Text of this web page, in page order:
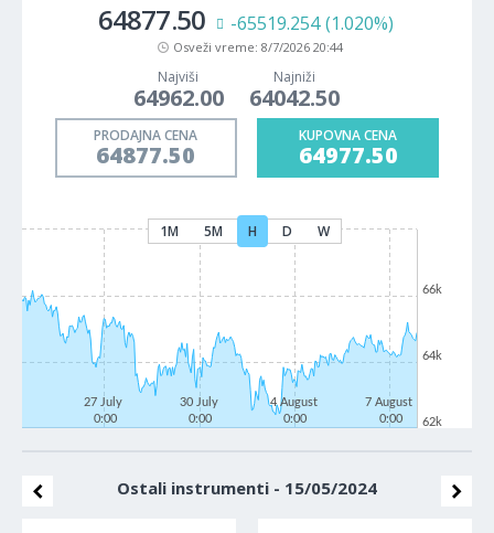
64877.50 -65519.254 (1.020%)
Osveži vreme: 8/7/2026 20:44
Najviši
64962.00
Najniži
64042.50
PRODAJNA CENA
64877.50
KUPOVNA CENA
64977.50
1M 5M H D W
27 July
0:00
30 July
0:00
4 August
0:00
7 August
0:00
62k
64k
66k
Ostali instrumenti - 15/05/2024